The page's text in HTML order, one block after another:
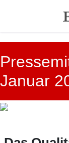
Januar